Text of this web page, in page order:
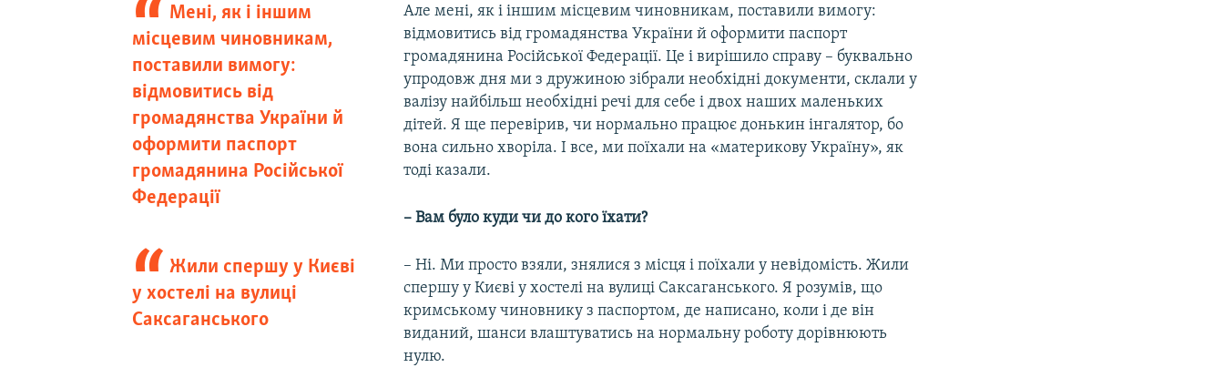
Мені, як і іншим
місцевим чиновникам,
поставили вимогу:
відмовитись від
громадянства України й
оформити паспорт
громадянина Російської
Федерації
Але мені, як і іншим місцевим чиновникам, поставили вимогу:
відмовитись від громадянства України й оформити паспорт
громадянина Російської Федерації. Це і вирішило справу – буквально
упродовж дня ми з дружиною зібрали необхідні документи, склали у
валізу найбільш необхідні речі для себе і двох наших маленьких
дітей. Я ще перевірив, чи нормально працює донькин інгалятор, бо
вона сильно хворіла. І все, ми поїхали на «материкову Україну», як
тоді казали.
– Вам було куди чи до кого їхати?
Жили спершу у Києві
у хостелі на вулиці
Саксаганського
– Ні. Ми просто взяли, знялися з місця і поїхали у невідомість. Жили
спершу у Києві у хостелі на вулиці Саксаганського. Я розумів, що
кримському чиновнику з паспортом, де написано, коли і де він
виданий, шанси влаштуватись на нормальну роботу дорівнюють
нулю.